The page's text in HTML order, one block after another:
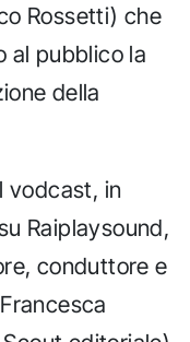
Rossetti) che
al pubblico la
della
vodcast, in
Raiplaysound,
conduttore e